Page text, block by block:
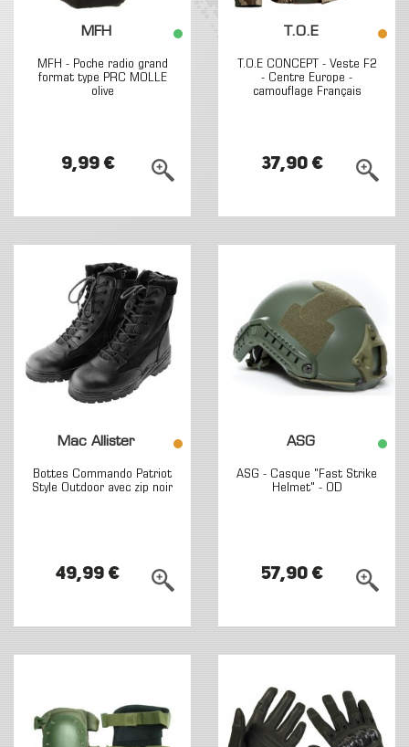
MFH
MFH - Poche radio grand
format type PRC MOLLE
olive
9,99 €
T.O.E
T.O.E CONCEPT - Veste F2
- Centre Europe -
camouflage Français
37,90 €
Mac Allister
Bottes Commando Patriot
Style Outdoor avec zip noir
49,99 €
ASG
ASG - Casque "Fast Strike
Helmet" - OD
57,90 €